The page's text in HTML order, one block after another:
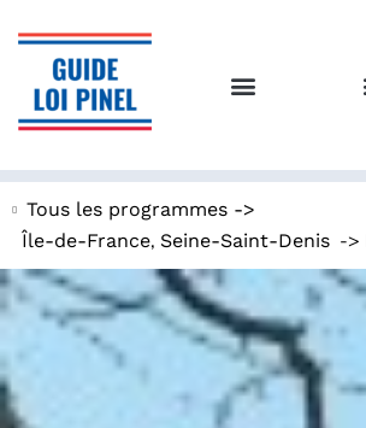
Tous les programmes ->
Île-de-France, Seine-Saint-Denis ->